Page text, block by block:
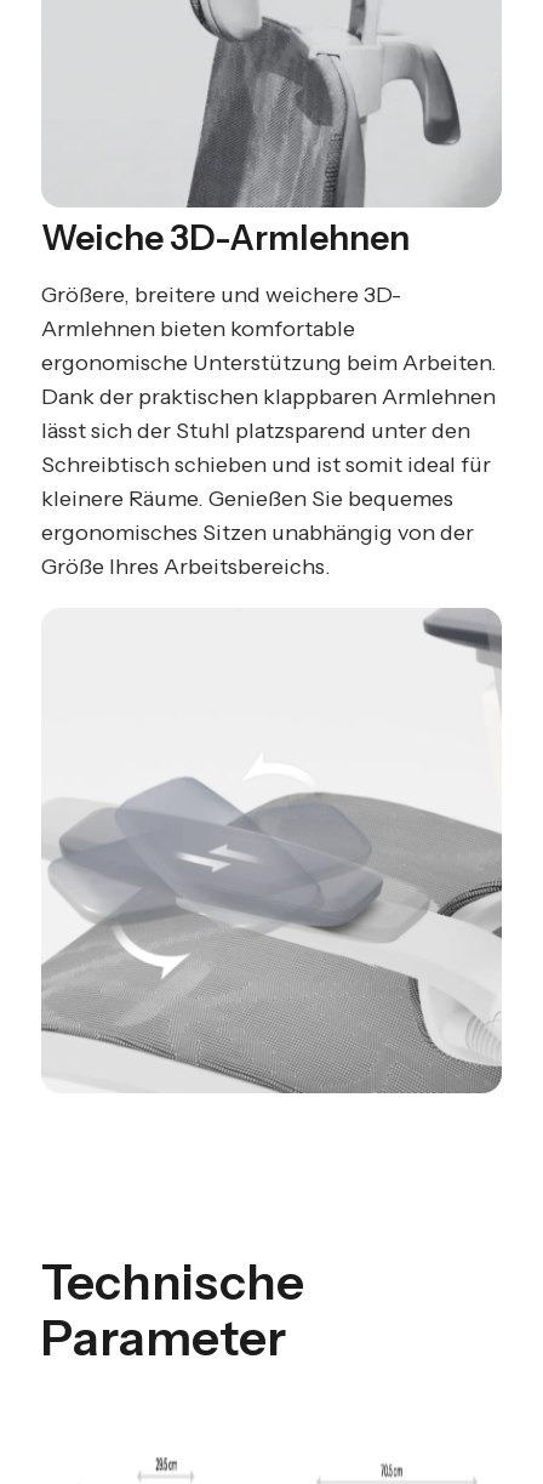
Weiche 3D-Armlehnen
Größere, breitere und weichere 3D-
Armlehnen bieten komfortable
ergonomische Unterstützung beim Arbeiten.
Dank der praktischen klappbaren Armlehnen
lässt sich der Stuhl platzsparend unter den
Schreibtisch schieben und ist somit ideal für
kleinere Räume. Genießen Sie bequemes
ergonomisches Sitzen unabhängig von der
Größe Ihres Arbeitsbereichs.
Technische
Parameter